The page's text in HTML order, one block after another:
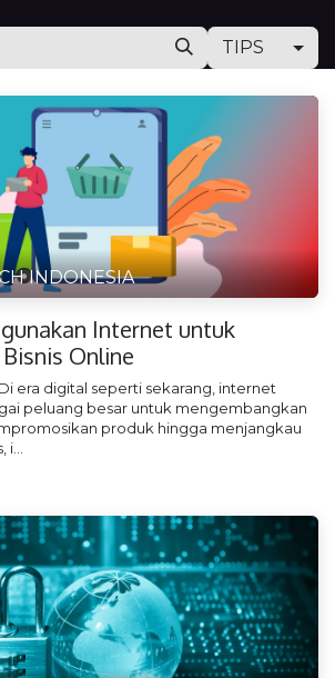
TIPS
INDONESIA
Internet untuk
Online
era digital seperti sekarang, internet
peluang besar untuk mengembangkan
produk hingga menjangkau